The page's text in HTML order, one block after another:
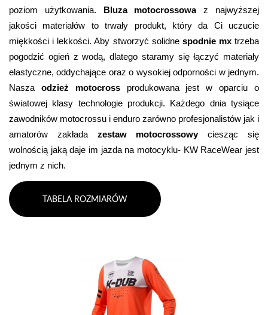
poziom użytkowania.
Bluza motocrossowa z najwyższej
jakości materiałów to trwały produkt, który da Ci uczucie
miękkości i lekkości. Aby stworzyć solidne spodnie mx trzeba
pogodzić ogień z wodą, dlatego staramy się łączyć materiały
elastyczne, oddychające oraz o wysokiej odporności w jednym.
Nasza odzież motocross produkowana jest w oparciu o
światowej klasy technologie produkcji. Każdego dnia tysiące
zawodników motocrossu i enduro zarówno profesjonalistów jak i
amatorów zakłada zestaw motocrossowy ciesząc się
wolnością jaką daje im jazda na motocyklu- KW RaceWear jest
jednym z nich.
TABELA ROZMIARÓW